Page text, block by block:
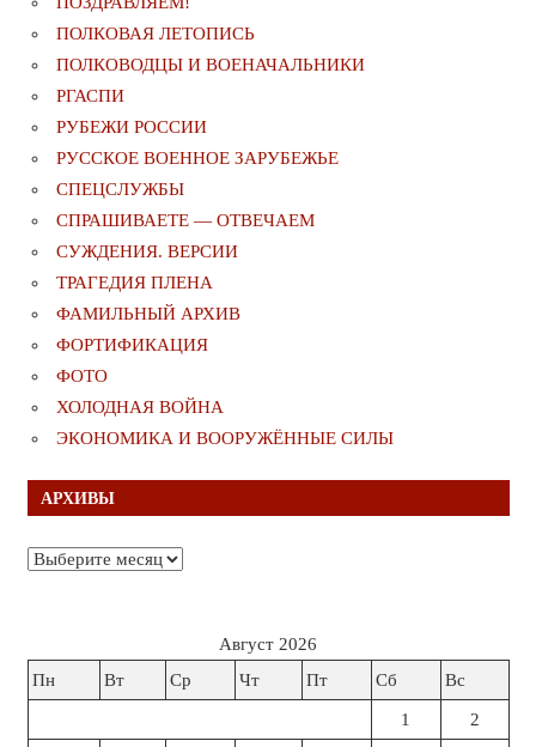
ПОЛКОВАЯ ЛЕТОПИСЬ
ПОЛКОВОДЦЫ И ВОЕНАЧАЛЬНИКИ
РГАСПИ
РУБЕЖИ РОССИИ
РУССКОЕ ВОЕННОЕ ЗАРУБЕЖЬЕ
СПЕЦСЛУЖБЫ
СПРАШИВАЕТЕ — ОТВЕЧАЕМ
СУЖДЕНИЯ. ВЕРСИИ
ТРАГЕДИЯ ПЛЕНА
ФАМИЛЬНЫЙ АРХИВ
ФОРТИФИКАЦИЯ
ФОТО
ХОЛОДНАЯ ВОЙНА
ЭКОНОМИКА И ВООРУЖЁННЫЕ СИЛЫ
АРХИВЫ
Архивы
Август 2026
Пн
Вт Ср Чт Пт Сб Вс
1 2